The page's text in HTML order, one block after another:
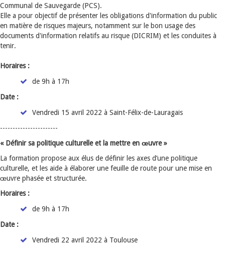
Communal de Sauvegarde (PCS).
Elle a pour objectif de présenter les obligations d'information du public
en matière de risques majeurs, notamment sur le bon usage des
documents d'information relatifs au risque (DICRIM) et les conduites à
tenir.
Horaires :
de 9h à 17h
Date :
Vendredi 15 avril 2022 à Saint-Félix-de-Lauragais
-----------------------
« Définir sa politique culturelle et la mettre en œuvre »
La formation propose aux élus de définir les axes d’une politique
culturelle, et les aide à élaborer une feuille de route pour une mise en
œuvre phasée et structurée.
Horaires :
de 9h à 17h
Date :
Vendredi 22 avril 2022 à Toulouse